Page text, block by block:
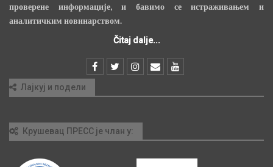
проверене информације, и бавимо се истраживањем и
аналитичким новинарством.
Čitaj dalje...
Лајкуј и подели
Крушевац ПРЕСС је члан у: